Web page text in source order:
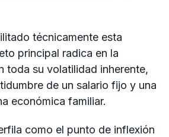
técnicamente esta
principal radica en la
toda su volatilidad inherente,
de un salario fijo y una
económica familiar.
como el punto de inflexión